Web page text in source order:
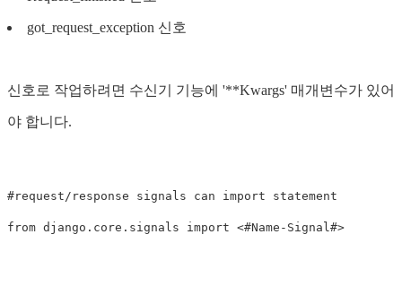
got_request_exception 신호
신호로 작업하려면 수신기 기능에 '**Kwargs' 매개변수가 있어
야 합니다.
#request/response signals can import statement